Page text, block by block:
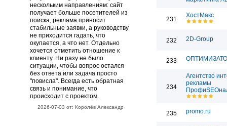
нескольким направлениям: сайт
получает больше посетителей из
поиска, реклама приносит
стабильные заявки, а руководству
не приходится гадать, что
окупается, а что нет. Отдельно
хочется отметить отношение к
клиенту. Ни разу не было
ситуации, чтобы вопрос остался
без ответа или задача просто
"повисла". Всегда есть обратная
связь и понимание, что
происходит с проектом.
2026-07-03 от: Королёв Александр
231
ХостМакс
232 2D-Group
233
234
Агентство
рекламы
235 promo.ru